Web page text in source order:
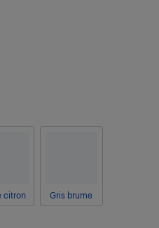
citron Gris brume